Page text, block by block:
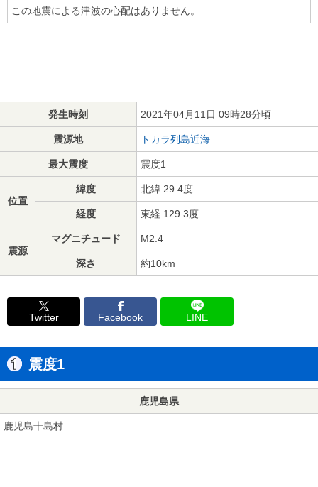
この地震による津波の心配はありません。
発生時刻 2021年04月11日 09時28分頃
震源地 トカラ列島近海
最大震度 震度1
位置
緯度 北緯 29.4度
経度 東経 129.3度
震源
マグニチュード M2.4
深さ 約10km
Twitter Facebook LINE
震度1
鹿児島県
鹿児島十島村